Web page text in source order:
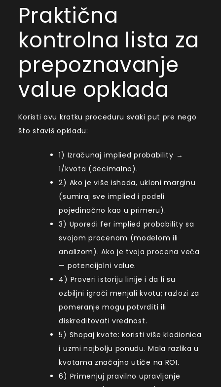
Praktična
kontrolna lista za
prepoznavanje
value opklada
Koristi ovu kratku proceduru svaki put pre nego
što staviš opkladu:
1) Izračunaj implied probability →
1/kvota (decimalno).
2) Ako je više ishoda, ukloni marginu
(sumiraj sve implied i podeli
pojedinačno kao u primeru).
3) Uporedi fer implied probability sa
svojom procenom (modelom ili
analizom). Ako je tvoja procena veća
— potencijalni value.
4) Proveri istoriju linije i da li su
ozbiljni igrači menjali kvotu; razlozi za
pomeranje mogu potvrditi ili
diskreditovati vrednost.
5) Shopaj kvote: koristi više kladionica
i uzmi najbolju ponudu. Mala razlika u
kvotama značajno utiče na ROI.
6) Primenjuj pravilno upravljanje